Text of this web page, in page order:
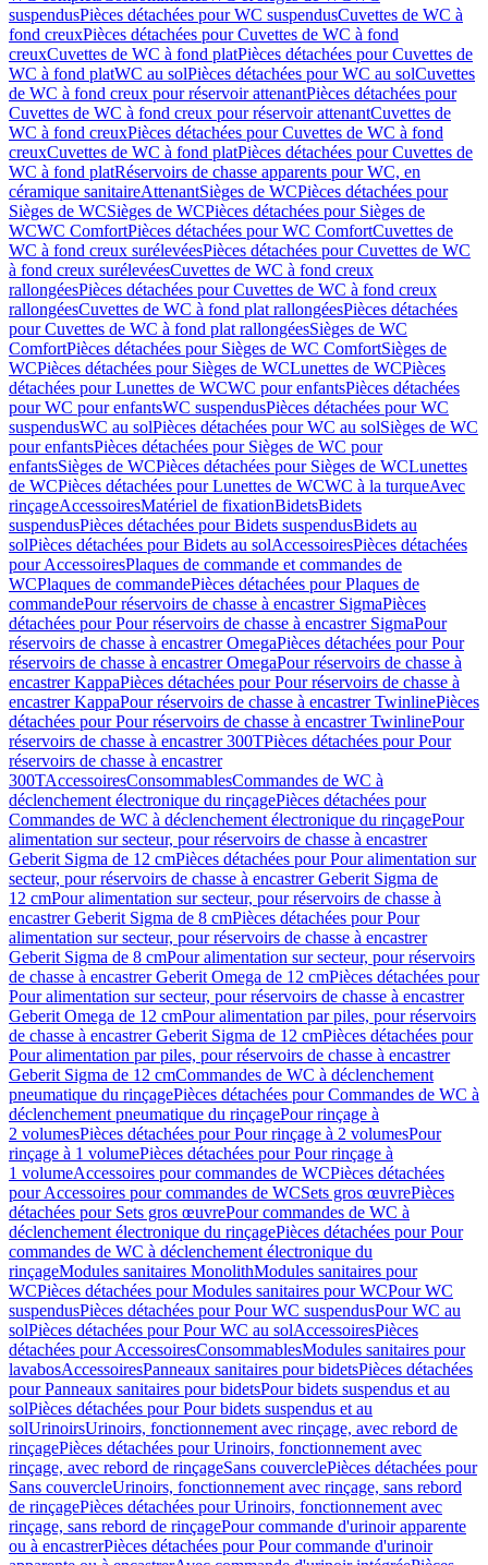
suspendusPièces détachées pour WC suspendusCuvettes de WC à
fond creuxPièces détachées pour Cuvettes de WC à fond
creuxCuvettes de WC à fond platPièces détachées pour Cuvettes de
WC à fond platWC au solPièces détachées pour WC au solCuvettes
de WC à fond creux pour réservoir attenantPièces détachées pour
Cuvettes de WC à fond creux pour réservoir attenantCuvettes de
WC à fond creuxPièces détachées pour Cuvettes de WC à fond
creuxCuvettes de WC à fond platPièces détachées pour Cuvettes de
WC à fond platRéservoirs de chasse apparents pour WC, en
céramique sanitaireAttenantSièges de WCPièces détachées pour
Sièges de WCSièges de WCPièces détachées pour Sièges de
WCWC ComfortPièces détachées pour WC ComfortCuvettes de
WC à fond creux surélevéesPièces détachées pour Cuvettes de WC
à fond creux surélevéesCuvettes de WC à fond creux
rallongéesPièces détachées pour Cuvettes de WC à fond creux
rallongéesCuvettes de WC à fond plat rallongéesPièces détachées
pour Cuvettes de WC à fond plat rallongéesSièges de WC
ComfortPièces détachées pour Sièges de WC ComfortSièges de
WCPièces détachées pour Sièges de WCLunettes de WCPièces
détachées pour Lunettes de WCWC pour enfantsPièces détachées
pour WC pour enfantsWC suspendusPièces détachées pour WC
suspendusWC au solPièces détachées pour WC au solSièges de WC
pour enfantsPièces détachées pour Sièges de WC pour
enfantsSièges de WCPièces détachées pour Sièges de WCLunettes
de WCPièces détachées pour Lunettes de WCWC à la turqueAvec
rinçageAccessoiresMatériel de fixationBidetsBidets
suspendusPièces détachées pour Bidets suspendusBidets au
solPièces détachées pour Bidets au solAccessoiresPièces détachées
pour AccessoiresPlaques de commande et commandes de
WCPlaques de commandePièces détachées pour Plaques de
commandePour réservoirs de chasse à encastrer SigmaPièces
détachées pour Pour réservoirs de chasse à encastrer SigmaPour
réservoirs de chasse à encastrer OmegaPièces détachées pour Pour
réservoirs de chasse à encastrer OmegaPour réservoirs de chasse à
encastrer KappaPièces détachées pour Pour réservoirs de chasse à
encastrer KappaPour réservoirs de chasse à encastrer TwinlinePièces
détachées pour Pour réservoirs de chasse à encastrer TwinlinePour
réservoirs de chasse à encastrer 300TPièces détachées pour Pour
réservoirs de chasse à encastrer
300TAccessoiresConsommablesCommandes de WC à
déclenchement électronique du rinçagePièces détachées pour
Commandes de WC à déclenchement électronique du rinçagePour
alimentation sur secteur, pour réservoirs de chasse à encastrer
Geberit Sigma de 12 cmPièces détachées pour Pour alimentation sur
secteur, pour réservoirs de chasse à encastrer Geberit Sigma de
12 cmPour alimentation sur secteur, pour réservoirs de chasse à
encastrer Geberit Sigma de 8 cmPièces détachées pour Pour
alimentation sur secteur, pour réservoirs de chasse à encastrer
Geberit Sigma de 8 cmPour alimentation sur secteur, pour réservoirs
de chasse à encastrer Geberit Omega de 12 cmPièces détachées pour
Pour alimentation sur secteur, pour réservoirs de chasse à encastrer
Geberit Omega de 12 cmPour alimentation par piles, pour réservoirs
de chasse à encastrer Geberit Sigma de 12 cmPièces détachées pour
Pour alimentation par piles, pour réservoirs de chasse à encastrer
Geberit Sigma de 12 cmCommandes de WC à déclenchement
pneumatique du rinçagePièces détachées pour Commandes de WC à
déclenchement pneumatique du rinçagePour rinçage à
2 volumesPièces détachées pour Pour rinçage à 2 volumesPour
rinçage à 1 volumePièces détachées pour Pour rinçage à
1 volumeAccessoires pour commandes de WCPièces détachées
pour Accessoires pour commandes de WCSets gros œuvrePièces
détachées pour Sets gros œuvrePour commandes de WC à
déclenchement électronique du rinçagePièces détachées pour Pour
commandes de WC à déclenchement électronique du
rinçageModules sanitaires MonolithModules sanitaires pour
WCPièces détachées pour Modules sanitaires pour WCPour WC
suspendusPièces détachées pour Pour WC suspendusPour WC au
solPièces détachées pour Pour WC au solAccessoiresPièces
détachées pour AccessoiresConsommablesModules sanitaires pour
lavabosAccessoiresPanneaux sanitaires pour bidetsPièces détachées
pour Panneaux sanitaires pour bidetsPour bidets suspendus et au
solPièces détachées pour Pour bidets suspendus et au
solUrinoirsUrinoirs, fonctionnement avec rinçage, avec rebord de
rinçagePièces détachées pour Urinoirs, fonctionnement avec
rinçage, avec rebord de rinçageSans couverclePièces détachées pour
Sans couvercleUrinoirs, fonctionnement avec rinçage, sans rebord
de rinçagePièces détachées pour Urinoirs, fonctionnement avec
rinçage, sans rebord de rinçagePour commande d'urinoir apparente
ou à encastrerPièces détachées pour Pour commande d'urinoir